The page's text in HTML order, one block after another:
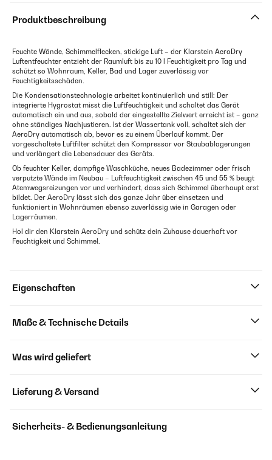
Produktbeschreibung
Feuchte Wände, Schimmelflecken, stickige Luft – der Klarstein AeroDry
Luftentfeuchter entzieht der Raumluft bis zu 10 l Feuchtigkeit pro Tag und
schützt so Wohnraum, Keller, Bad und Lager zuverlässig vor
Feuchtigkeitsschäden.
Die Kondensationstechnologie arbeitet kontinuierlich und still: Der
integrierte Hygrostat misst die Luftfeuchtigkeit und schaltet das Gerät
automatisch ein und aus, sobald der eingestellte Zielwert erreicht ist – ganz
ohne ständiges Nachjustieren. Ist der Wassertank voll, schaltet sich der
AeroDry automatisch ab, bevor es zu einem Überlauf kommt. Der
vorgeschaltete Luftfilter schützt den Kompressor vor Staubablagerungen
und verlängert die Lebensdauer des Geräts.
Ob feuchter Keller, dampfige Waschküche, neues Badezimmer oder frisch
verputzte Wände im Neubau – Luftfeuchtigkeit zwischen 45 und 55 % beugt
Atemwegsreizungen vor und verhindert, dass sich Schimmel überhaupt erst
bildet. Der AeroDry lässt sich das ganze Jahr über einsetzen und
funktioniert in Wohnräumen ebenso zuverlässig wie in Garagen oder
Lagerräumen.
Hol dir den Klarstein AeroDry und schütz dein Zuhause dauerhaft vor
Feuchtigkeit und Schimmel.
Eigenschaften
Maße & Technische Details
Was wird geliefert
Lieferung & Versand
Sicherheits- & Bedienungsanleitung